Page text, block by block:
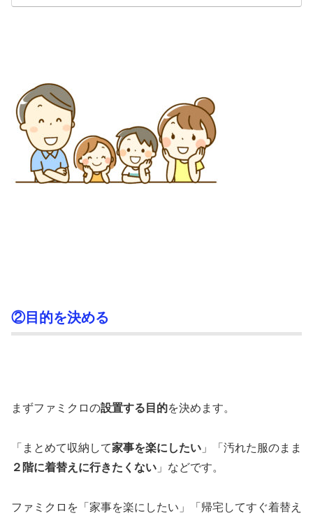
②目的を決める
まずファミクロの設置する目的を決めます。
「まとめて収納して家事を楽にしたい 」「汚れた服のまま
２階に着替えに行きたくない 」などです。
ファミクロを「家事を楽にしたい」「帰宅してすぐ着替え